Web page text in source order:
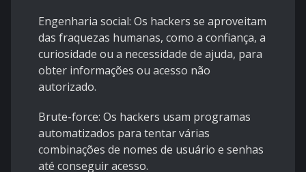
Engenharia social: Os hackers se aproveitam
das fraquezas humanas, como a confiança, a
curiosidade ou a necessidade de ajuda, para
obter informações ou acesso não
autorizado.
Brute-force: Os hackers usam programas
automatizados para tentar várias
combinações de nomes de usuário e senhas
até conseguir acesso.